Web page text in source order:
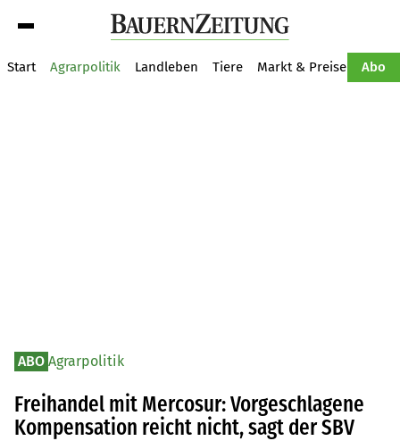
Start Agrarpolitik Landleben Tiere Markt & Preise Abo
ABO Agrarpolitik
Freihandel mit Mercosur: Vorgeschlagene
Kompensation reicht nicht, sagt der SBV